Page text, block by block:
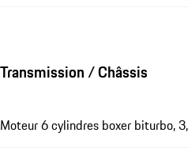
Transmission / Châssis
Moteur 6 cylindres boxer biturbo,